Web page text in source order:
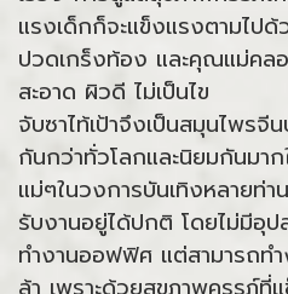
แรงเด็กก็จะแข็งแรงตามไป
ปวดเกร็งท้อง และคุณแม่คล
สะอาด ผิวดี ไม่เป็นไข
จับซาไท้เป้าจึงเป็นสมุนไพร
กันกว่าทั่วโลกและนิยมกันมา
แม่ๆในวงการบันเทิงหลายท่
รับงานอยู่ได้ปกติ โดยไม่มีอุ
ทำงานออฟฟิศ แต่สามารถท